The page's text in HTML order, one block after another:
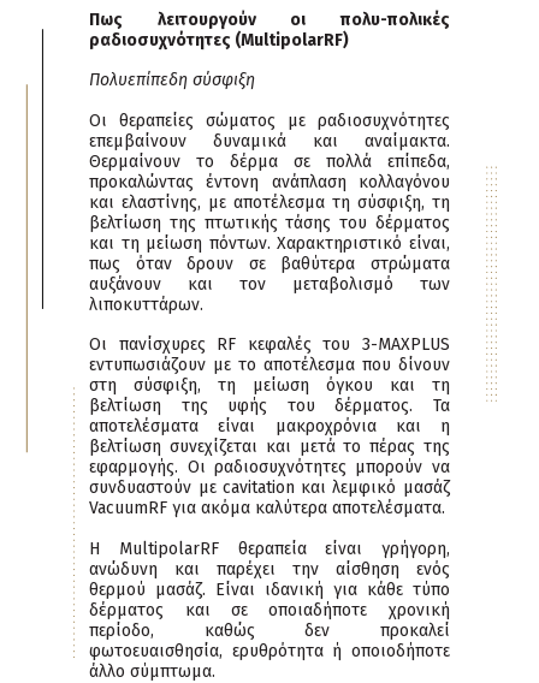
Πως λειτουργούν οι πολυ-πολικές
ραδιοσυχνότητες (MultipolarRF)
Πολυεπίπεδη σύσφιξη
Οι θεραπείες σώματος με ραδιοσυχνότητες
επεμβαίνουν δυναμικά και αναίμακτα.
Θερμαίνουν το δέρμα σε πολλά επίπεδα,
προκαλώντας έντονη ανάπλαση κολλαγόνου
και ελαστίνης, με αποτέλεσμα τη σύσφιξη, τη
βελτίωση της πτωτικής τάσης του δέρματος
και τη μείωση πόντων. Χαρακτηριστικό είναι,
πως όταν δρουν σε βαθύτερα στρώματα
αυξάνουν και τον μεταβολισμό των
λιποκυττάρων.
Οι πανίσχυρες RF κεφαλές του 3-ΜΑΧPLUS
εντυπωσιάζουν με το αποτέλεσμα που δίνουν
στη σύσφιξη, τη μείωση όγκου και τη
βελτίωση της υφής του δέρματος. Τα
αποτελέσματα είναι μακροχρόνια και η
βελτίωση συνεχίζεται και μετά το πέρας της
εφαρμογής. Οι ραδιοσυχνότητες μπορούν να
συνδυαστούν με cavitation και λεμφικό μασάζ
VacuumRF για ακόμα καλύτερα αποτελέσματα.
Η MultipolarRF θεραπεία είναι γρήγορη,
ανώδυνη και παρέχει την αίσθηση ενός
θερμού μασάζ. Είναι ιδανική για κάθε τύπο
δέρματος και σε οποιαδήποτε χρονική
περίοδο, καθώς δεν προκαλεί
φωτοευαισθησία, ερυθρότητα ή οποιοδήποτε
άλλο σύμπτωμα.